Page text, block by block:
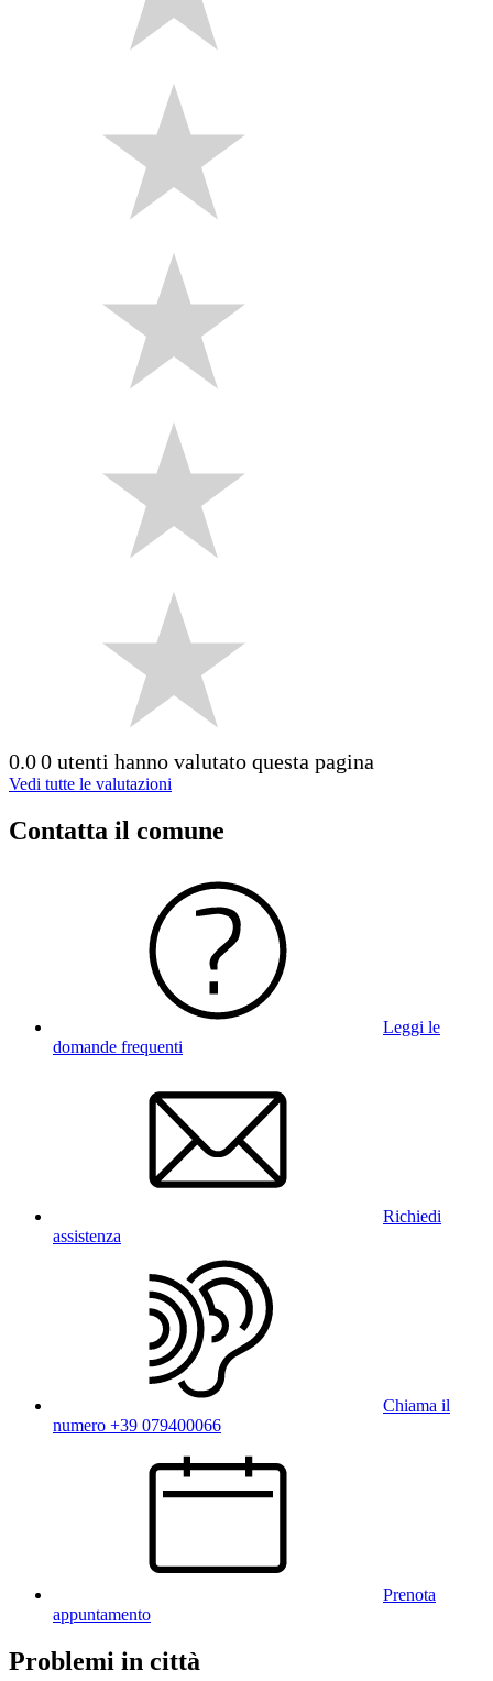
0.00 utenti hanno valutato questa pagina
Vedi tutte le valutazioni
Contatta il comune
Leggi le
domande frequenti
Richiedi
assistenza
Chiama il
numero +39 079400066
Prenota
appuntamento
Problemi in città